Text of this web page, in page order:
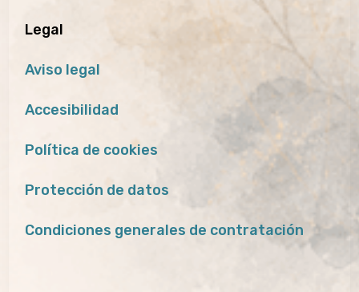
Legal
Aviso legal
Accesibilidad
Política de cookies
Protección de datos
Condiciones generales de contratación